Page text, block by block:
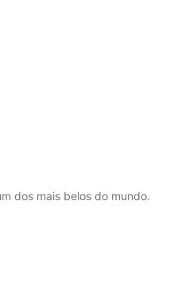
dos mais belos do mundo.